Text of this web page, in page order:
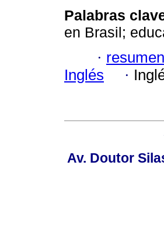
Palabras
en Brasil;
·
Inglés
·
Av. Doutor